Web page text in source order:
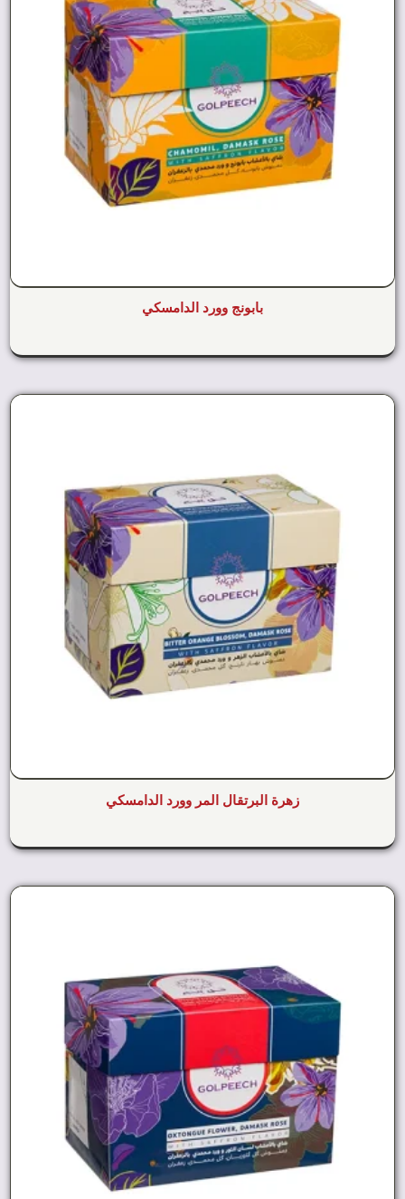
بابونج وورد الدامسكي
زهرة البرتقال المر وورد الدامسكي